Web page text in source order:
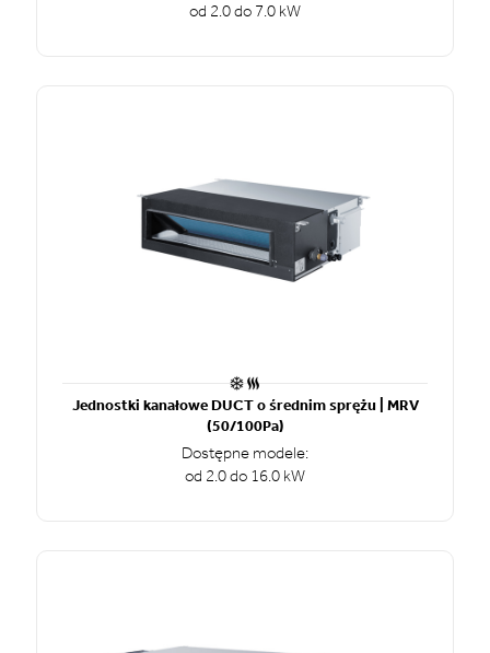
od 2.0 do 7.0 kW
Jednostki kanałowe DUCT o średnim sprężu | MRV
(50/100Pa)
Dostępne modele:
od 2.0 do 16.0 kW